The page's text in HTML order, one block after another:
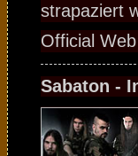
strapaziert
Official
Sabaton -